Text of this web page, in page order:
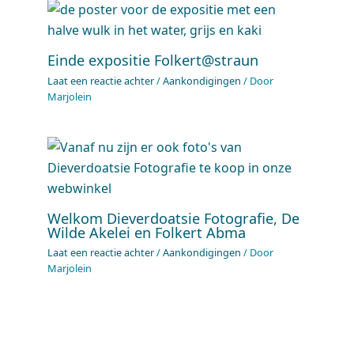
Einde expositie Folkert@straun
Laat een reactie achter/Aankondigingen / Door
Marjolein
Welkom Dieverdoatsie Fotografie, De
Wilde Akelei en Folkert Abma
Laat een reactie achter/Aankondigingen / Door
Marjolein